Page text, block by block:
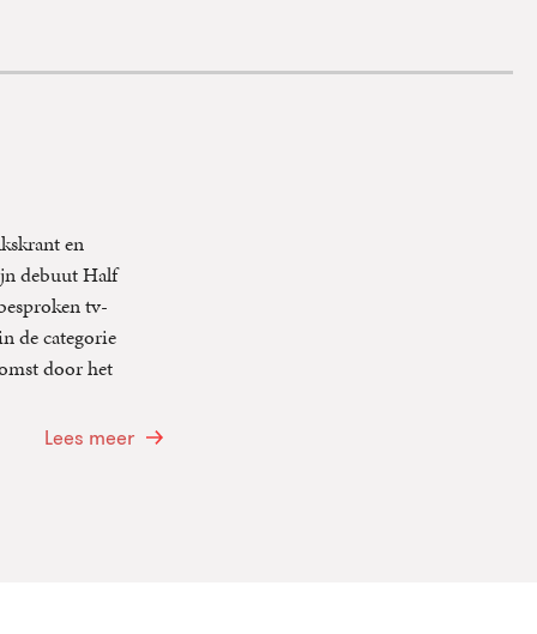
en
debuut Half
tv-
de categorie
door het
Lees meer